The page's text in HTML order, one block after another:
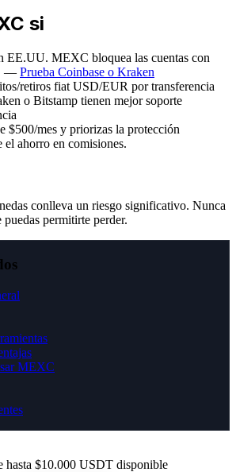
si
EE.UU. MEXC bloquea las cuentas con
— Prueba Coinbase o Kraken
retiros fiat USD/EUR por transferencia
o Bitstamp tienen mejor soporte
$500/mes y priorizas la protección
el ahorro en comisiones.
conlleva un riesgo significativo. Nunca
permitirte perder.
MEXC
hasta $10.000 USDT disponible